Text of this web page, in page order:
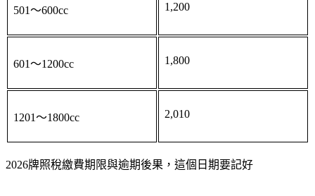
501～600cc 1,200
601～1200cc 1,800
1201～1800cc 2,010
2026牌照稅繳費期限與逾期後果，這個日期要記好